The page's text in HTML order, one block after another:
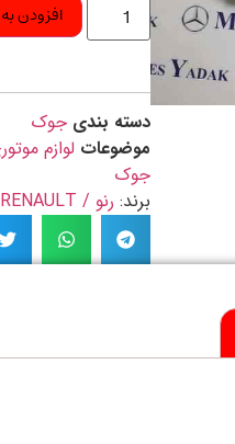
افزودن
دسته بندی جوک
موضوعات لوازم
جوک
برند: رنو / RENAULT